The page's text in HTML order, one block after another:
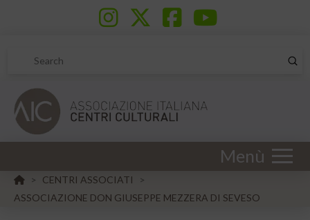
Search
Menù
HOME
> CENTRI ASSOCIATI
>
ASSOCIAZIONE DON GIUSEPPE MEZZERA DI SEVESO